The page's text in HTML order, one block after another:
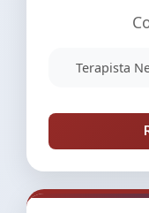
Terapista